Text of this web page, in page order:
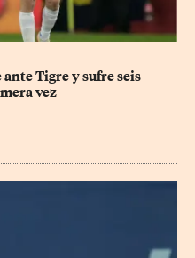
Tigre y sufre seis
vez